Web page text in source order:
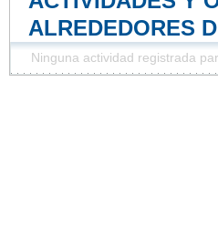
ALREDEDORES
Ninguna actividad registrada